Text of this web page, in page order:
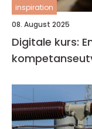
inspiration
08. August 2025
Digitale kurs: